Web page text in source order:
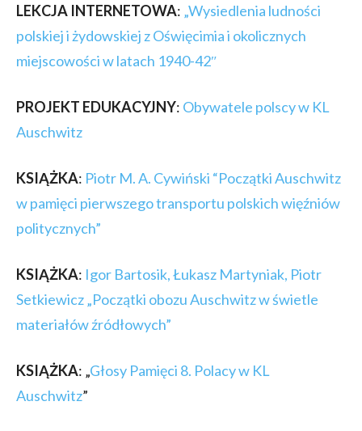
LEKCJA INTERNETOWA: „Wysiedlenia ludności
polskiej i żydowskiej z Oświęcimia i okolicznych
miejscowości w latach 1940-42″
PROJEKT EDUKACYJNY: Obywatele polscy w KL
Auschwitz
KSIĄŻKA: Piotr M. A. Cywiński “Początki Auschwitz
w pamięci pierwszego transportu polskich więźniów
politycznych”
KSIĄŻKA: Igor Bartosik, Łukasz Martyniak, Piotr
Setkiewicz „Początki obozu Auschwitz w świetle
materiałów źródłowych”
KSIĄŻKA: „Głosy Pamięci 8. Polacy w KL
Auschwitz”